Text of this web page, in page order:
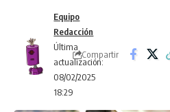
Última
actualización:
08/02/2025
18:29
Equipo
Redacción
Compartir